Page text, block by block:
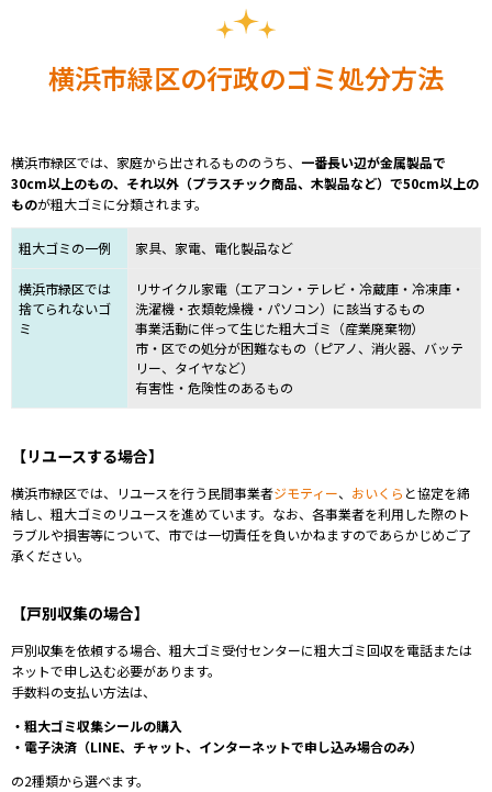
横浜市緑区の行政のゴミ処分方法
横浜市緑区では、家庭から出されるもののうち、 一番長い辺が金属製品で
30cm以上のもの、それ以外（プラスチック商品、木製品など）で50cm以上の
ものが粗大ゴミに分類されます。
粗大ゴミの一例 家具、家電、電化製品など
横浜市緑区では
捨てられないゴ
ミ
リサイクル家電（エアコン・テレビ・冷蔵庫・冷凍庫・
洗濯機・衣類乾燥機・パソコン）に該当するもの
事業活動に伴って生じた粗大ゴミ（産業廃棄物）
市・区での処分が困難なもの（ピアノ、消火器、バッテ
リー、タイヤなど）
有害性・危険性のあるもの
【リユースする場合】
横浜市緑区では、リユースを行う民間事業者ジモティー、 おいくら と協定を締
結し、粗大ゴミのリユースを進めています。なお、 各事業者を利用した際のト
ラブルや損害等について、市では一切責任を負いかねますのであらかじめご了
承ください。
【戸別収集の場合】
戸別収集を依頼する場合、粗大ゴミ受付センターに粗大ゴミ回収を電話または
ネットで申し込む必要があります。
手数料の支払い方法は、
・粗大ゴミ収集シールの購入
・電子決済（LINE、チャット、インターネットで申し込み場合のみ）
の2種類から選べます。